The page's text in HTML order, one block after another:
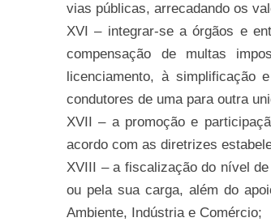
vias públicas, arrecadando os
XVI – integrar-se a órgãos e
compensação de multas
licenciamento, à simplificação
condutores de uma para outra
XVII – a promoção e
acordo com as diretrizes
XVIII – a fiscalização do nível
ou pela sua carga, além do
Ambiente, Indústria e Comércio;